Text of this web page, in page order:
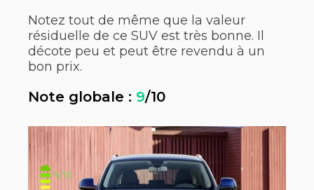
Notez tout de même que la valeur
résiduelle de ce SUV est très bonne. Il
décote peu et peut être revendu à un
bon prix.
Note globale : 9/10